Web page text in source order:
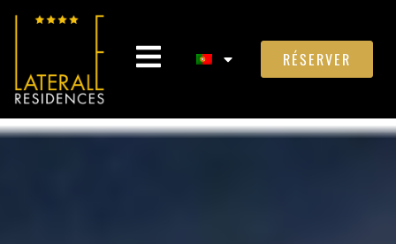
RÉSERVER